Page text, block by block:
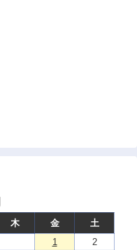
木 金
土
1
2